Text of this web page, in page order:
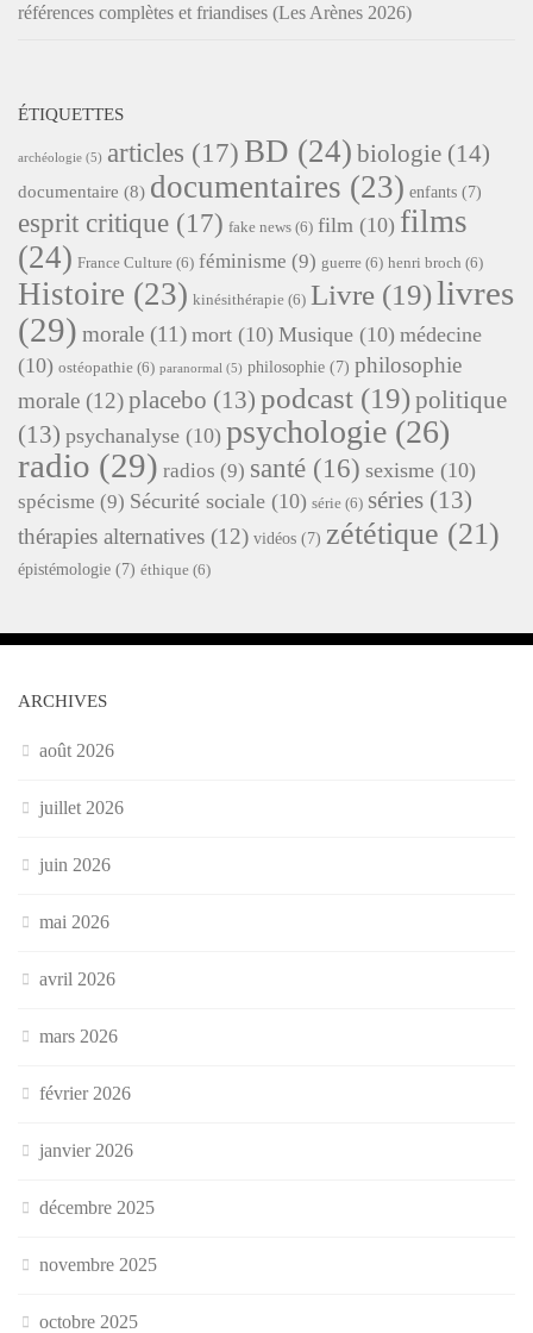
références complètes et friandises (Les Arènes 2026)
ÉTIQUETTES
archéologie (5) articles (17) BD (24) biologie (14)
documentaire (8) documentaires (23) enfants (7)
esprit critique (17) fake news (6) film (10) films
(24) France Culture (6) féminisme (9) guerre (6) henri broch (6)
Histoire (23) kinésithérapie (6) Livre (19)livres
(29) morale (11) mort (10) Musique (10) médecine
(10) ostéopathie (6) paranormal (5) philosophie (7) philosophie
morale (12)placebo (13) podcast (19)politique
(13) psychanalyse (10) psychologie (26)
radio (29) radios (9) santé (16) sexisme (10)
spécisme (9) Sécurité sociale (10) série (6) séries (13)
thérapies alternatives (12) vidéos (7) zététique (21)
épistémologie (7) éthique (6)
ARCHIVES
août 2026
juillet 2026
juin 2026
mai 2026
avril 2026
mars 2026
février 2026
janvier 2026
décembre 2025
novembre 2025
octobre 2025